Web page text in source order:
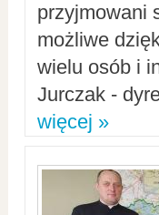
przyjmowani
możliwe
wielu osób i
Jurczak -
więcej »